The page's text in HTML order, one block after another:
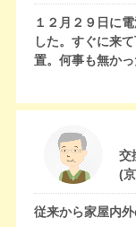
１２月２９日に
した。すぐに来
置。何事も無か
交
(
従来から家屋内